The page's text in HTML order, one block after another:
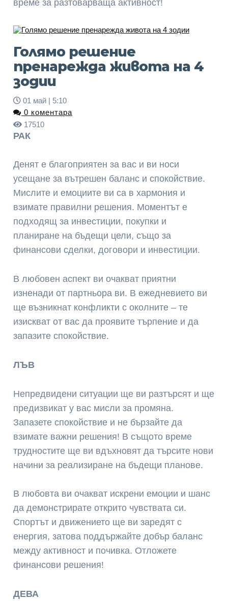
време за разтоварваща активност!
Голямо решение
пренарежда живота на 4
зодии
01 май | 5:10
0 коментара
17510
РАК
Денят е благоприятен за вас и ви носи
усещане за вътрешен баланс и спокойствие.
Мислите и емоциите ви са в хармония и
взимате правилни решения. Моментът е
подходящ за инвестиции, покупки и
планиране на бъдещи цели, също за
финансови сделки, договори и инвестиции.
В любовен аспект ви очакват приятни
изненади от партньора ви. В ежедневието ви
ще възникнат конфликти с околните – те
изискват от вас да проявите търпение и да
запазите спокойствие.
ЛЪВ
Непредвидени ситуации ще ви разтърсят и ще
предизвикат у вас мисли за промяна.
Запазете спокойствие и не бързайте да
взимате важни решения! В същото време
трудностите ще ви вдъхновят да търсите нови
начини за реализиране на бъдещи планове.
В любовта ви очакват искрени емоции и шанс
да демонстрирате открито чувствата си.
Спортът и движението ще ви заредят с
енергия, затова поддържайте добър баланс
между активност и почивка. Отложете
финансови решения!
ДЕВА